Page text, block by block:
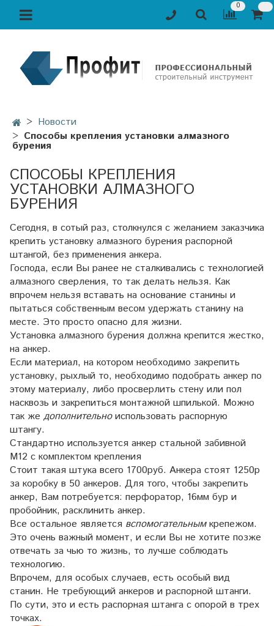
0
Новости
Способы крепления установки алмазного
бурения
СПОСОБЫ КРЕПЛЕНИЯ
УСТАНОВКИ АЛМАЗНОГО
БУРЕНИЯ
Сегодня, в сотый раз, столкнулся с желанием заказчика
крепить установку алмазного бурения распорной
штангой, без применения анкера.
Господа, если Вы ранее не сталкивались с технологией
алмазного сверления, то так делать нельзя. Как
впрочем нельзя вставать на основание станины и
пытаться собственным весом удержать станину на
месте. Это просто опасно для жизни.
Установка алмазного бурения должна крепится жестко,
на анкер.
Если материал, на котором необходимо закрепить
установку, рыхлый то, необходимо подобрать анкер по
этому материалу, либо просверлить стену или пол
насквозь и закрепиться монтажной шпилькой. Можно
так же дополнительноиспользовать распорную
штангу.
Стандартно используется анкер стальной забивной
М12 с комплектом крепления
Стоит такая штука всего 1700руб. Анкера стоят 1250р
за коробку в 50 анкеров. Для того, чтобы закрепить
анкер, Вам потребуется: перфоратор, 16мм бур и
пробойник, расклинить анкер.
Все остальное является вспомогательнымкрепежом.
Это очень важный момент, и если Вы не хотите позже
отвечать за чью то жизнь, то лучше соблюдать
технологию.
Впрочем, для особых случаев, есть особый вид
станин. Не требующий анкеров и распорной штанги.
По сути, это и есть распорная штанга с опорой в трех
точках.